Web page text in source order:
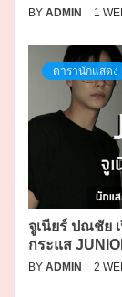
BY ADMIN 1
ดารานักแสดง
จูเนียร์ ปณชัย
กระแส
BY ADMIN 2